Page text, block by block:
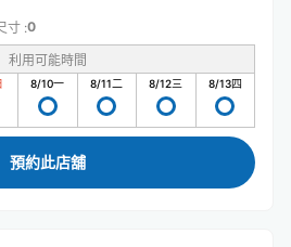
寸 :0
利用可能時間
8/10一 8/11二 8/12三 8/13四
預約此店舖